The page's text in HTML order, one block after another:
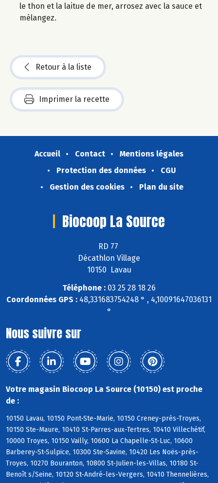
le thon et la laitue de mer, arrosez avec la sauce et
mélangez.
Retour à la liste
Imprimer la recette
Accueil Contact
Mentions légales
Protection des données
CGU
Gestion des cookies
Plan du site
Biocoop La Source
RD 77
Décathlon Village
10150 Lavau
Téléphone : 03 25 28 18 26
Coordonnées GPS : 48,331683754248 ° , 4,10091647036131
°
Nous suivre sur
Votre magasin Biocoop La Source (10150) est proche
de :
10150 Lavau, 10150 Pont-Ste-Marie, 10150 Creney-près-Troyes,
10150 Ste-Maure, 10410 St-Parres-aux-Tertres, 10410 Villechétif,
10000 Troyes, 10150 Vailly, 10600 La Chapelle-St-Luc, 10600
Barberey-St-Sulpice, 10300 Ste-Savine, 10420 Les Noës-près-
Troyes, 10270 Bouranton, 10800 St-Julien-les-Villas, 10180 St-
Benoît s/Seine, 10120 St-André-les-Vergers, 10410 Thennelières,